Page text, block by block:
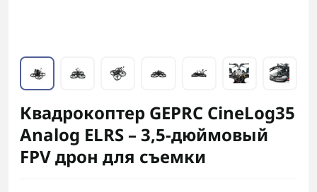
Квадрокоптер GEPRC CineLog35
Analog ELRS – 3,5-дюймовый
FPV дрон для съемки